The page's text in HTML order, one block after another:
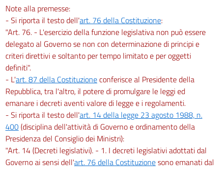
Responsabilità patrimoniale dell'ente
27
SEZIONE II
Vicende modificative dell'ente
28
30
31
32
33
Capo III
PROCEDIMENTO DI ACCERTAMENTO E DI APPLICAZIONE DELLE SANZIONI
AMMINISTRATIVE
Note alla premesse:
- Si riporta il testo dell'art. 76 della Costituzione:
"Art. 76. - L'esercizio della funzione legislativa non può essere
delegato al Governo se non con determinazione di principi e
criteri direttivi e soltanto per tempo limitato e per oggetti
definiti".
- L'art. 87 della Costituzioneconferisce al Presidente della
Repubblica, tra l'altro, il potere di promulgare le leggi ed
emanare i decreti aventi valore di legge e i regolamenti.
- Si riporta il testo dell'art. 14 della legge 23 agosto 1988, n.
400(disciplina dell'attività di Governo e ordinamento della
Presidenza del Consiglio dei Ministri):
"Art. 14 (Decreti legislativi). - 1. I decreti legislativi adottati dal
Governo ai sensi dell'art. 76 della Costituzionesono emanati dal